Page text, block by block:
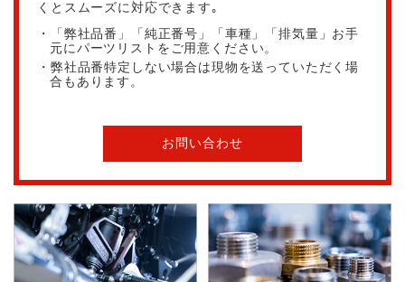
くとスムーズに対応できます｡
・「弊社品番」「純正番号」「車種」「排気量」お手
元にパーツリストをご用意ください。
・弊社品番特定しない場合は現物を送っていただく場
合もあります。
お問い合わせ